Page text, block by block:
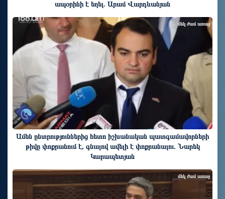
ապօրինի է եղել. Արամ Վարդևանյան
Ամեն ընտրություններից հետո իշխանական պատգամավորների
թիվը փոքրանում է, գնալով ավելի է փոքրանալու. Նարեկ
Կարապետյան
մեկ ժամ առաջ
մեկ ժամ առաջ